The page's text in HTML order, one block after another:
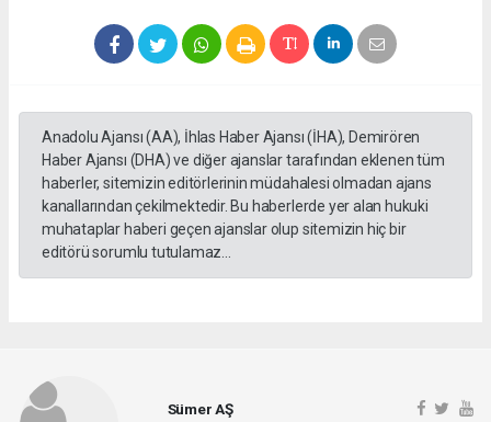
Anadolu Ajansı (AA), İhlas Haber Ajansı (İHA), Demirören
Haber Ajansı (DHA) ve diğer ajanslar tarafından eklenen tüm
haberler, sitemizin editörlerinin müdahalesi olmadan ajans
kanallarından çekilmektedir. Bu haberlerde yer alan hukuki
muhataplar haberi geçen ajanslar olup sitemizin hiç bir
editörü sorumlu tutulamaz...
Sümer AŞ